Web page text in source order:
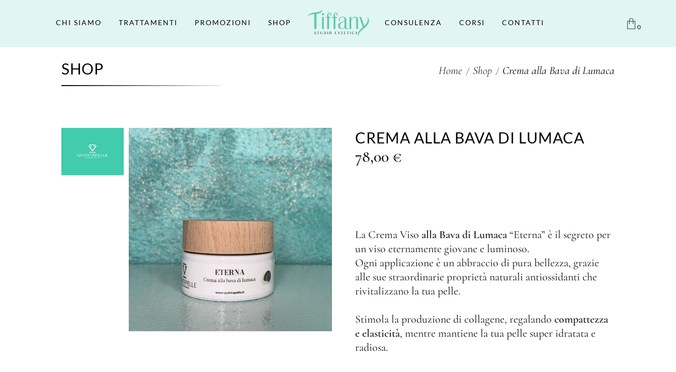
CHI SIAMO TRATTAMENTI PROMOZIONI SHOP
0
CONSULENZA CORSI CONTATTI
SHOP Home Shop Crema alla Bava di Lumaca
CREMA ALLA BAVA DI LUMACA
78,00 €
La Crema Viso alla Bava di Lumaca“Eterna” è il segreto per
un viso eternamente giovane e luminoso.
Ogni applicazione è un abbraccio di pura bellezza, grazie
alle sue straordinarie proprietà naturali antiossidanti che
rivitalizzano la tua pelle.
Stimola la produzione di collagene, regalando compattezza
e elasticità, mentre mantiene la tua pelle super idratata e
radiosa.